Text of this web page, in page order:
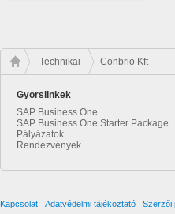
-Technikai- Conbrio Kft
Gyorslinkek
SAP Business One
SAP Business One Starter Package
Pályázatok
Rendezvények
Kapcsolat Adatvédelmi tájékoztató Szerzői